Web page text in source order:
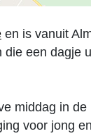
en is vanuit
een dagje
middag in
voor jong